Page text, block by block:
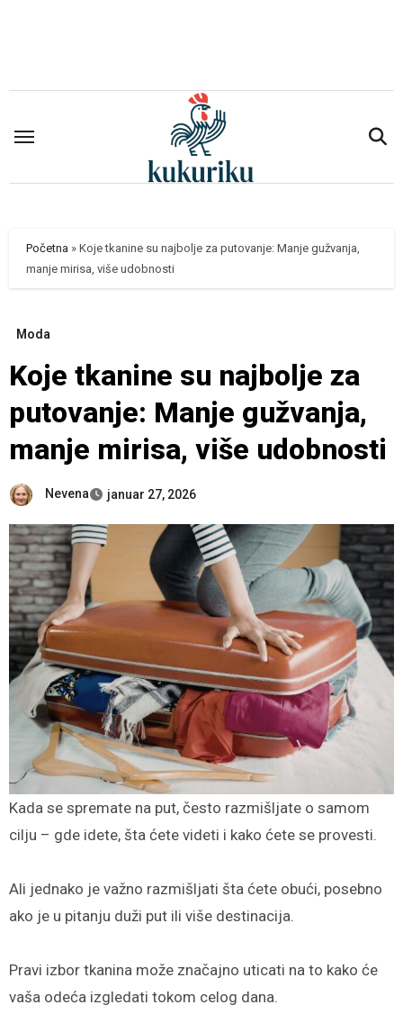
Početna » Koje tkanine su najbolje za putovanje: Manje gužvanja,
manje mirisa, više udobnosti
Moda
Koje tkanine su najbolje za
putovanje: Manje gužvanja,
manje mirisa, više udobnosti
Nevena januar 27, 2026
Kada se spremate na put, često razmišljate o samom
cilju – gde idete, šta ćete videti i kako ćete se provesti.
Ali jednako je važno razmišljati šta ćete obući, posebno
ako je u pitanju duži put ili više destinacija.
Pravi izbor tkanina može značajno uticati na to kako će
vaša odeća izgledati tokom celog dana.